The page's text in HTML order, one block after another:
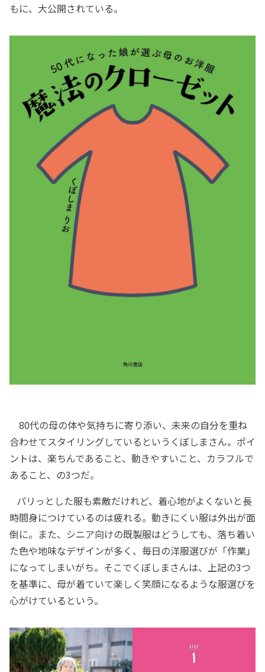
もに、大公開されている。
80代の母の体や気持ちに寄り添い、未来の自分を重ね
合わせてスタイリングしているというくぼしまさん。ポイ
ントは、楽ちんであること、動きやすいこと、カラフルで
あること、の3つだ。
パリっとした服も素敵だけれど、着心地がよくないと長
時間身につけているのは疲れる。動きにくい服は外出が面
倒に。また、シニア向けの既製服はどうしても、落ち着い
た色や地味なデザインが多く、毎日の洋服選びが「作業」
になってしまいがち。そこでくぼしまさんは、上記の3つ
を基準に、母が着ていて楽しく笑顔になるような服選びを
心がけているという。